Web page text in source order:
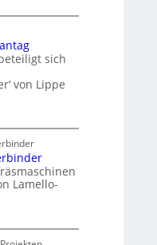
sich
von Lippe
Lamello-